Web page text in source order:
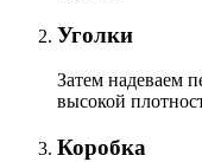
Уголки
Затем надеваем
высокой
Коробка